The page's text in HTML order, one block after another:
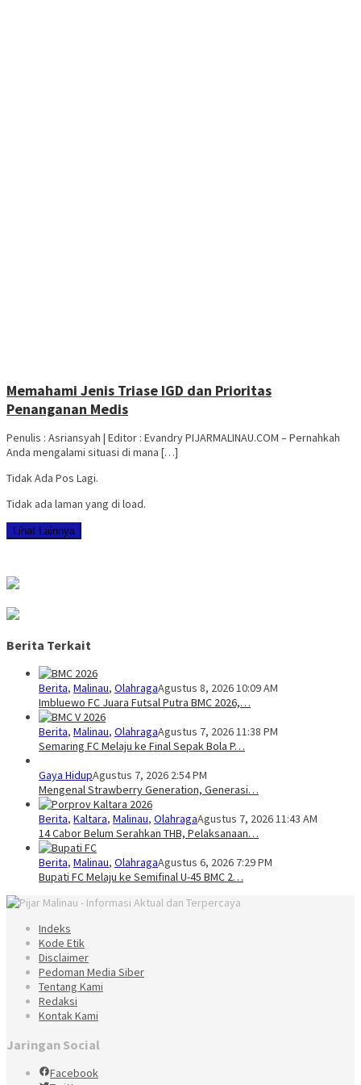
Memahami Jenis Triase IGD dan Prioritas
Penanganan Medis
Penulis : Asriansyah | Editor : Evandry PIJARMALINAU.COM – Pernahkah
Anda mengalami situasi di mana […]
Tidak Ada Pos Lagi.
Tidak ada laman yang di load.
Lihat Lainnya
Berita Terkait
Berita, Malinau, OlahragaAgustus 8, 2026 10:09 AM
Imbluewo FC Juara Futsal Putra BMC 2026,…
Berita, Malinau, OlahragaAgustus 7, 2026 11:38 PM
Semaring FC Melaju ke Final Sepak Bola P…
Gaya HidupAgustus 7, 2026 2:54 PM
Mengenal Strawberry Generation, Generasi…
Berita, Kaltara, Malinau, OlahragaAgustus 7, 2026 11:43 AM
14 Cabor Belum Serahkan THB, Pelaksanaan…
Berita, Malinau, OlahragaAgustus 6, 2026 7:29 PM
Bupati FC Melaju ke Semifinal U-45 BMC 2…
Indeks
Kode Etik
Disclaimer
Pedoman Media Siber
Tentang Kami
Redaksi
Kontak Kami
Jaringan Social
Facebook